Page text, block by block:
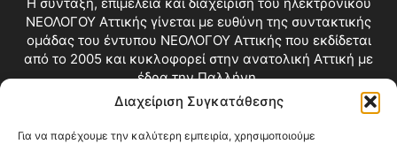
Διαχείριση Συγκατάθεσης
Για να παρέχουμε την καλύτερη εμπειρία, χρησιμοποιούμε
ΝΕΟΛΟΓΟΥ Αττικής γίνεται με ευθύνη της συντακτικής
ομάδας του έντυπου ΝΕΟΛΟΓΟΥ Αττικής που εκδίδεται
από το 2005 και κυκλοφορεί στην ανατολική Αττική με
έδρα την Παλλήνη.
Επικοινωνία:info@neologosattikis.gr